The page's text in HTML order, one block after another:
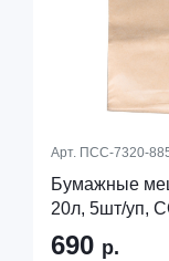
Арт. ПСС-7320-
Бумажные
20л, 5шт/уп,
690 р.